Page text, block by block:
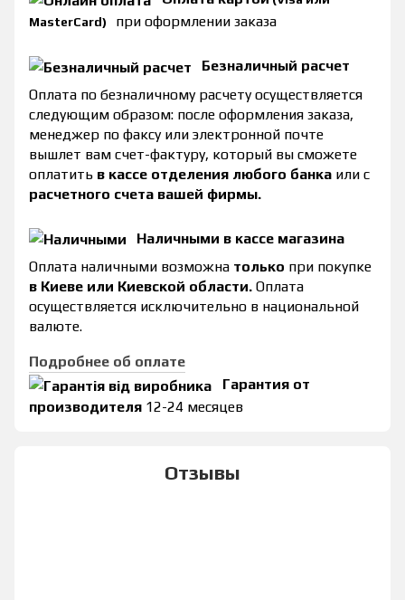
MasterCard)
при оформлении заказа
Безналичный расчет
Оплата по безналичному расчету осуществляется
следующим образом: после оформления заказа,
менеджер по факсу или электронной почте
вышлет вам счет-фактуру, который вы сможете
оплатить в кассе отделения любого банка или с
расчетного счета вашей фирмы.
Наличными в кассе магазина
Оплата наличными возможна только при покупке
в Киеве или Киевской области. Оплата
осуществляется исключительно в национальной
валюте.
Подробнее об оплате
Гарантия от
производителя 12-24 месяцев
Отзывы